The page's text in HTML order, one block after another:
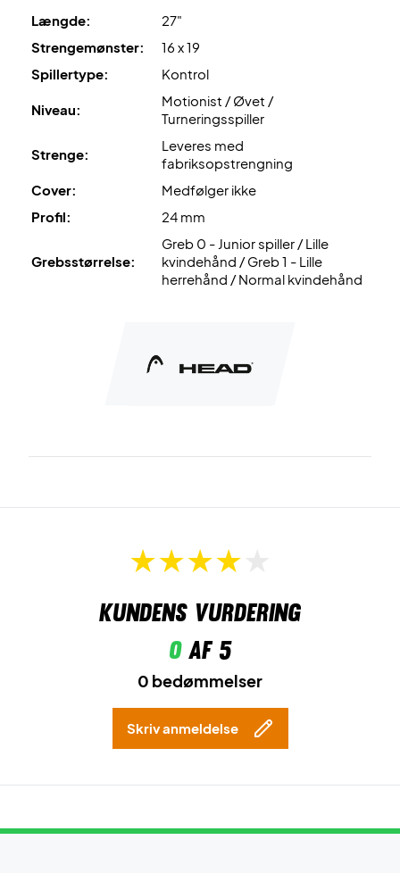
Ekspertrådgivning:
Til denne ketcher anbefaler vi en
opstrengning med Wilson Revolve og 24 kg.
Leveresuden cover!
Længde:
27"
Strengemønster:
16 x 19
Spillertype:
Kontrol
Niveau:
Motionist / Øvet /
Turneringsspiller
Strenge:
Leveres med
fabriksopstrengning
Cover:
Medfølger ikke
Profil:
24 mm
Grebsstørrelse:
Greb 0 - Junior spiller / Lille
kvindehånd / Greb 1 - Lille
herrehånd / Normal kvindehånd
Kundens vurdering
0af 5
0 bedømmelser
Skriv anmeldelse